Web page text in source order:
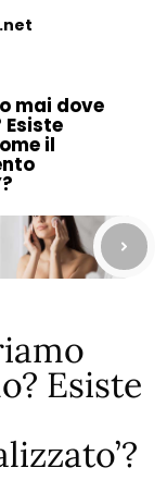
mai dove
il
Esiste